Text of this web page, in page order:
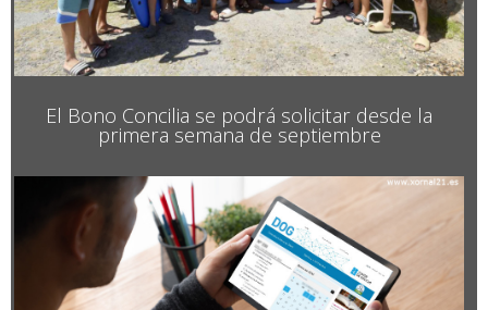
El Bono Concilia se podrá solicitar desde la
primera semana de septiembre